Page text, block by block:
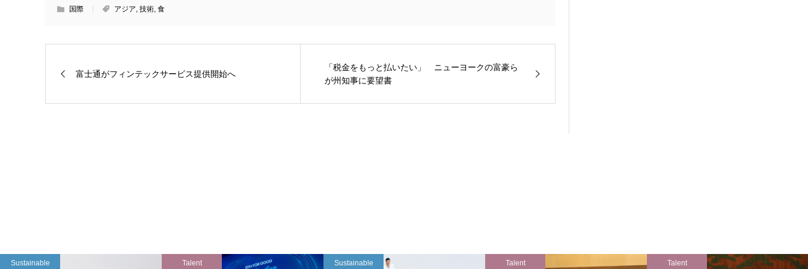
国際 アジア 技術, 食
富士通がフィンテックサービス提供開始へ
「税金をもっと払いたい」 ニューヨークの富豪ら
が州知事に要望書
Sustainable Talent Sustainable Talent Talent